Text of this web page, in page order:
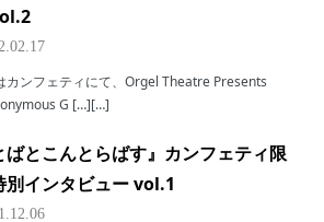
カンフェティにて、Orgel Theatre Presents
G […][…]
ばとこんとらばす』カンフェティ限
別インタビュー vol.1